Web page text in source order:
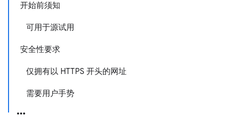
开始前须知
可用于源试用
安全性要求
仅拥有以 HTTPS 开头的网址
需要用户手势